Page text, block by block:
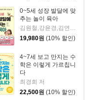
0~5세 성장 발달에 맞
추는 놀이 육아
김원철,강윤경,김연목,이지영 저/전선진 그림
19,980원 (10% 할인)
4~7세 보고 만지는 수
학은 이렇게 가르칩니
다
최경희 저
22,500원 (10% 할인)